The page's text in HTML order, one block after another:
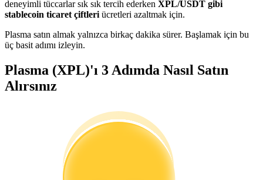
Bilgi
Ticaret bilgileri vb. dahil olmak üzere büyük veri analizi.
deneyimli tüccarlar sık sık tercih ederken XPL/USDT gibi
stablecoin ticaret çiftleri ücretleri azaltmak için.
Plasma satın almak yalnızca birkaç dakika sürer. Başlamak için bu
üç basit adımı izleyin.
Plasma (XPL)'ı 3 Adımda Nasıl Satın
Alırsınız